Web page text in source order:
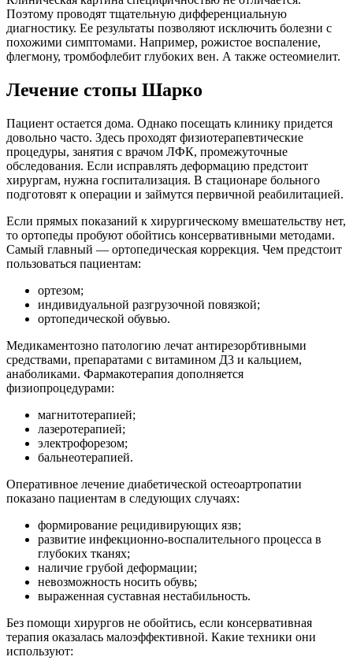
Поэтому проводят тщательную дифференциальную
диагностику. Ее результаты позволяют исключить болезни с
похожими симптомами. Например, рожистое воспаление,
флегмону, тромбофлебит глубоких вен. А также остеомиелит.
Лечение стопы Шарко
Пациент остается дома. Однако посещать клинику придется
довольно часто. Здесь проходят физиотерапевтические
процедуры, занятия с врачом ЛФК, промежуточные
обследования. Если исправлять деформацию предстоит
хирургам, нужна госпитализация. В стационаре больного
подготовят к операции и займутся первичной реабилитацией.
Если прямых показаний к хирургическому вмешательству нет,
то ортопеды пробуют обойтись консервативными методами.
Самый главный — ортопедическая коррекция. Чем предстоит
пользоваться пациентам:
ортезом;
индивидуальной разгрузочной повязкой;
ортопедической обувью.
Медикаментозно патологию лечат антирезорбтивными
средствами, препаратами с витамином Д3 и кальцием,
анаболиками. Фармакотерапия дополняется
физиопроцедурами:
магнитотерапией;
лазеротерапией;
электрофорезом;
бальнеотерапией.
Оперативное лечение диабетической остеоартропатии
показано пациентам в следующих случаях:
формирование рецидивирующих язв;
развитие инфекционно-воспалительного процесса в
глубоких тканях;
наличие грубой деформации;
невозможность носить обувь;
выраженная суставная нестабильность.
Без помощи хирургов не обойтись, если консервативная
терапия оказалась малоэффективной. Какие техники они
используют: